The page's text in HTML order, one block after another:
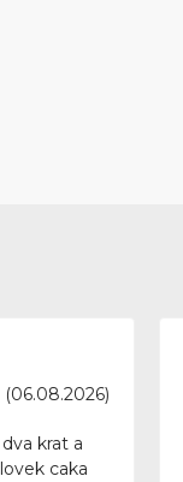
(06.08.2026)
krat a
caka